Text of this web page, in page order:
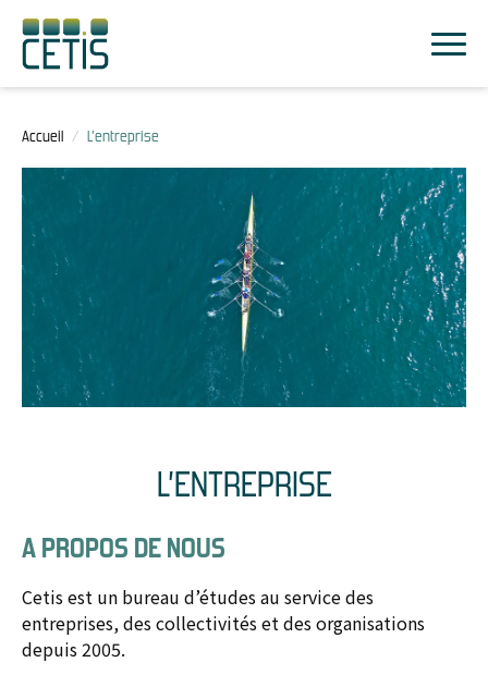
Accueil / L’entreprise
L’ENTREPRISE
A PROPOS DE NOUS
Cetis est un bureau d’études au service des
entreprises, des collectivités et des organisations
depuis 2005.